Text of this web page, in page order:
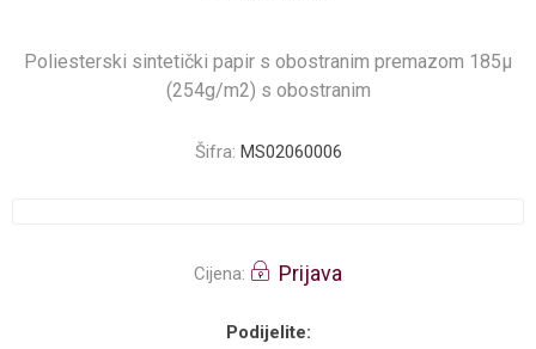
Poliesterski sintetički papir s obostranim premazom 185µ
(254g/m2) s obostranim
Šifra: MS02060006
Cijena: Prijava
Podijelite: